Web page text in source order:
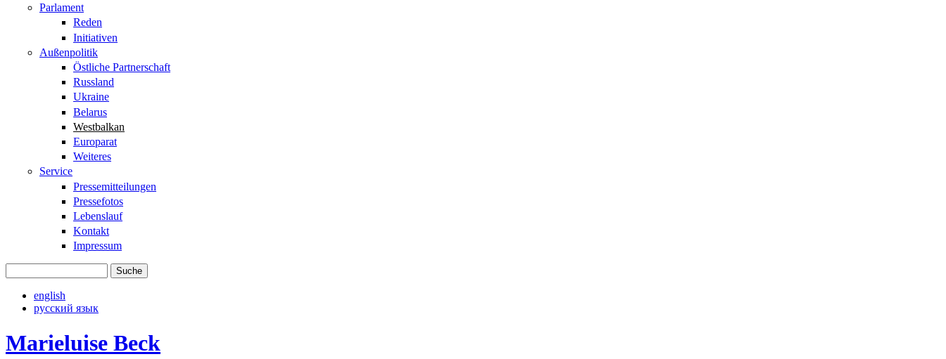
Parlament
Reden
Initiativen
Außenpolitik
Östliche Partnerschaft
Russland
Ukraine
Belarus
Westbalkan
Europarat
Weiteres
Service
Pressemitteilungen
Pressefotos
Lebenslauf
Kontakt
Impressum
english
русский язык
Marieluise Beck